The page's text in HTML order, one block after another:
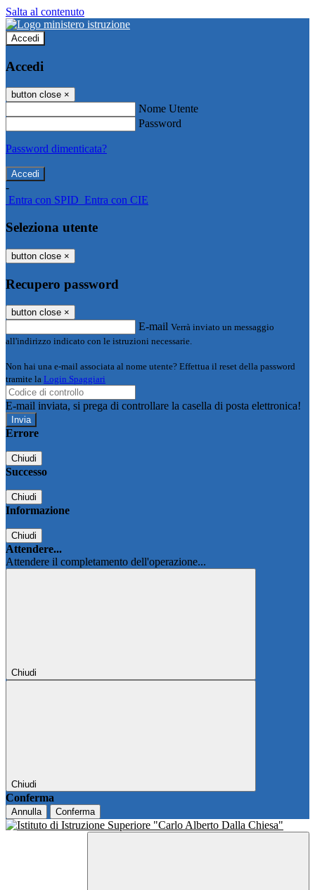
Salta al contenuto
Accedi
Accedi
button close ×
Nome Utente
Password
Password dimenticata?
-
Entra con SPID Entra con CIE
Seleziona utente
button close ×
Recupero password
button close ×
E-mail Verrà inviato un messaggio
all'indirizzo indicato con le istruzioni necessarie.
Non hai una e-mail associata al nome utente? Effettua il reset della password
tramite la Login Spaggiari
E-mail inviata, si prega di controllare la casella di posta elettronica!
Errore
Chiudi
Successo
Chiudi
Informazione
Chiudi
Attendere...
Attendere il completamento dell'operazione...
Chiudi
Chiudi
Conferma
Annulla Conferma